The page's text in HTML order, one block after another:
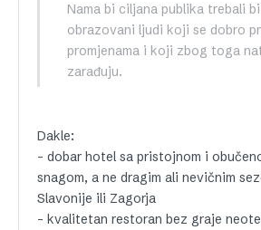
Nama bi ciljana publika trebali
obrazovani ljudi koji se dobro
promjenama i koji zbog toga
zarađuju.
Dakle:
– dobar hotel sa pristojnom i
snagom, a ne dragim ali nevičnim
Slavonije ili Zagorja
– kvalitetan restoran bez graje